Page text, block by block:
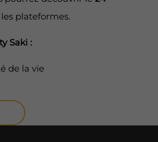
plateformes.
Saki :
de la vie